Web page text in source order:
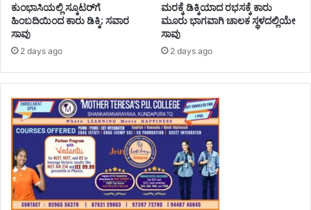
ಕುಂಭಾಸಿಯಲ್ಲಿ ಸ್ಕೂಟರ್‌ಗೆ
ಹಿಂಬದಿಯಿಂದ ಕಾರು ಡಿಕ್ಕಿ; ಸವಾರ
ಸಾವು
2 days ago
ಮರಕ್ಕೆ ಡಿಕ್ಕಿಯಾದ ರಭಸಕ್ಕೆ ಕಾರು
ಮೂರು ಭಾಗವಾಗಿ ಚಾಲಕ ಸ್ಥಳದಲ್ಲಿಯೇ
ಸಾವು
2 days ago